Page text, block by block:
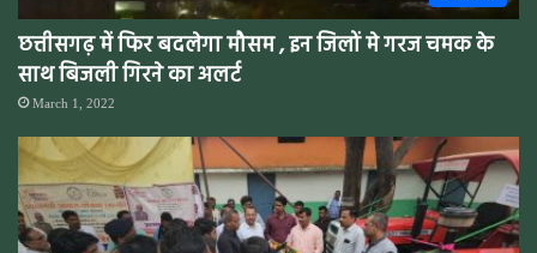
छत्तीसगढ़ में फिर बदलेगा मौसम , इन जिलों मे गरज चमक के
साथ बिजली गिरने का अलर्ट
March 1, 2022